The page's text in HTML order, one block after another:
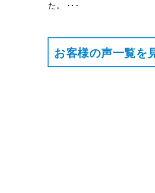
た。 ･･･
お客様の声⼀覧を